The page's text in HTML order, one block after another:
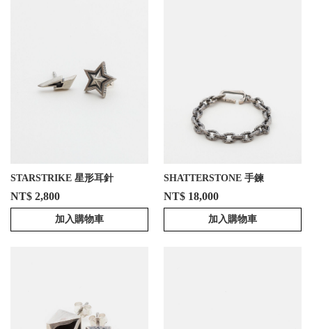
STARSTRIKE 星形耳針
NT$ 2,800
加入購物車
SHATTERSTONE 手鍊
NT$ 18,000
加入購物車